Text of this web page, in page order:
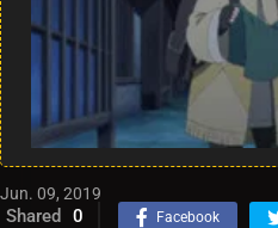
Jun. 09, 2019
Shared 0 Facebook